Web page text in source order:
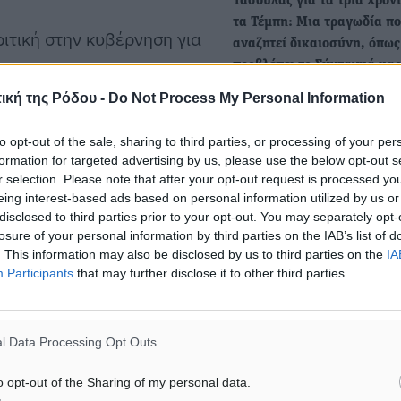
της Ρόδου - Do Not Process My Personal Information
opt-out of the sale, sharing to third parties, or processing of your
for targeted advertising by us, please use the below opt-out
selection. Please note that after your opt-out request is processed
interest-based ads based on personal information utilized by us
to third parties prior to your opt-out. You may separately
of your personal information by third parties on the IAB’s list of
This information may also be disclosed by us to third parties on the
Participants that may further disclose it to other third parties.
Data Processing Opt Outs
opt-out of the Sharing of my personal data.
στην κυβέρνηση για
από ό,τι θα
θα φανταζόταν. Για δύο
από τα ΜΜΕ και
θέλω να κυβερνήσω,
υπογράμμισε.
να φωνάζει στη ΝΔ
“φύγε”», τόνισε.
τα Τέμπη: Mια τραγωδία
αναζητεί δικαιοσύνη, όπως
προβλέπει το Σύνταγμά
Με αφορμή την
δυστύχημα στα Τέμπη, ο…
Στ. Κασσελάκης: Αν η
μού είχε πει «όνειρό μου η
καρέκλα» θα είχα κάνει
Αποχωρήσαντες…
Με ανάρτησή του στο X ο